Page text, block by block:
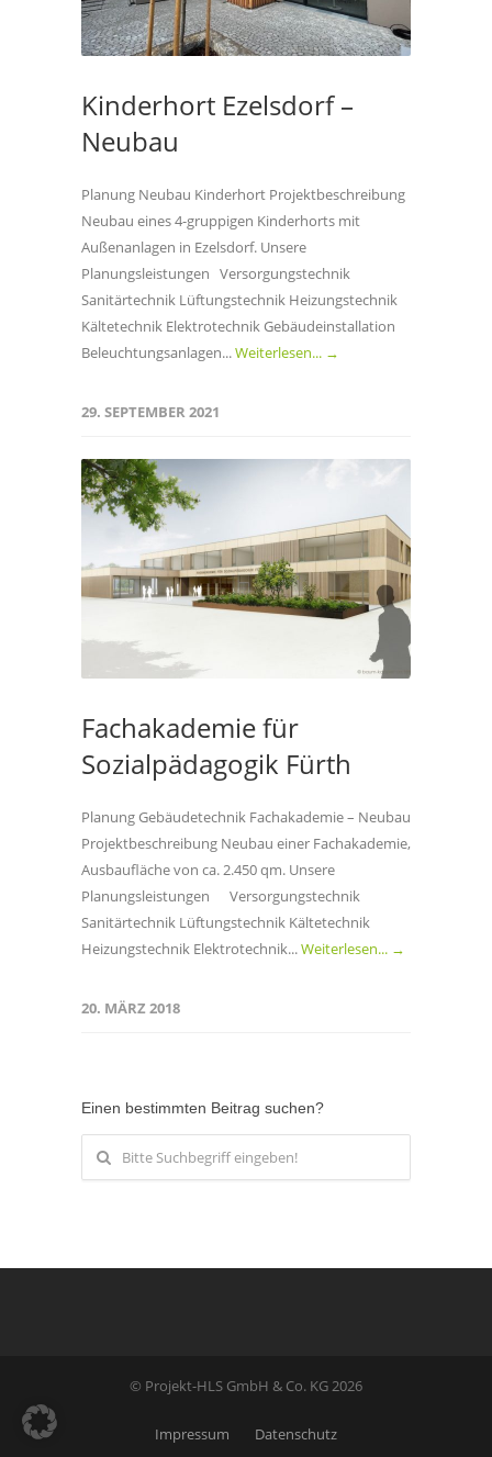
Kinderhort Ezelsdorf –
Neubau
Planung Neubau Kinderhort Projektbeschreibung
Neubau eines 4-gruppigen Kinderhorts mit
Außenanlagen in Ezelsdorf. Unsere
Planungsleistungen Versorgungstechnik
Sanitärtechnik Lüftungstechnik Heizungstechnik
Kältetechnik Elektrotechnik Gebäudeinstallation
Beleuchtungsanlagen...Weiterlesen... →
29. SEPTEMBER 2021
Fachakademie für
Sozialpädagogik Fürth
Planung Gebäudetechnik Fachakademie – Neubau
Projektbeschreibung Neubau einer Fachakademie,
Ausbaufläche von ca. 2.450 qm. Unsere
Planungsleistungen Versorgungstechnik
Sanitärtechnik Lüftungstechnik Kältetechnik
Heizungstechnik Elektrotechnik...Weiterlesen... →
20. MÄRZ 2018
Einen bestimmten Beitrag suchen?
© Projekt-HLS GmbH & Co. KG 2026
Impressum Datenschutz